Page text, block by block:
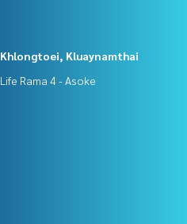
Khlongtoei, Kluaynamthai
Life Rama 4 - Asoke